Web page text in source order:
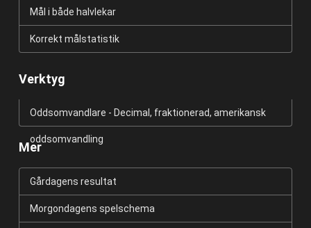
Mål i både halvlekar
Korrekt målstatistik
Verktyg
Oddsomvandlare - Decimal, fraktionerad, amerikansk
oddsomvandling
Mer
Gårdagens resultat
Morgondagens spelschema